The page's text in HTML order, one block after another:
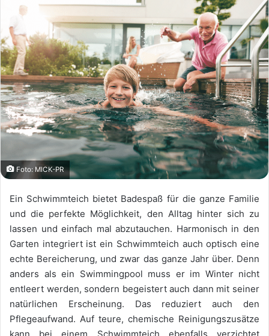
Foto: MICK-PR
Ein Schwimmteich bietet Badespaß für die ganze Familie
und die perfekte Möglichkeit, den Alltag hinter sich zu
lassen und einfach mal abzutauchen. Harmonisch in den
Garten integriert ist ein Schwimmteich auch optisch eine
echte Bereicherung, und zwar das ganze Jahr über. Denn
anders als ein Swimmingpool muss er im Winter nicht
entleert werden, sondern begeistert auch dann mit seiner
natürlichen Erscheinung. Das reduziert auch den
Pflegeaufwand. Auf teure, chemische Reinigungszusätze